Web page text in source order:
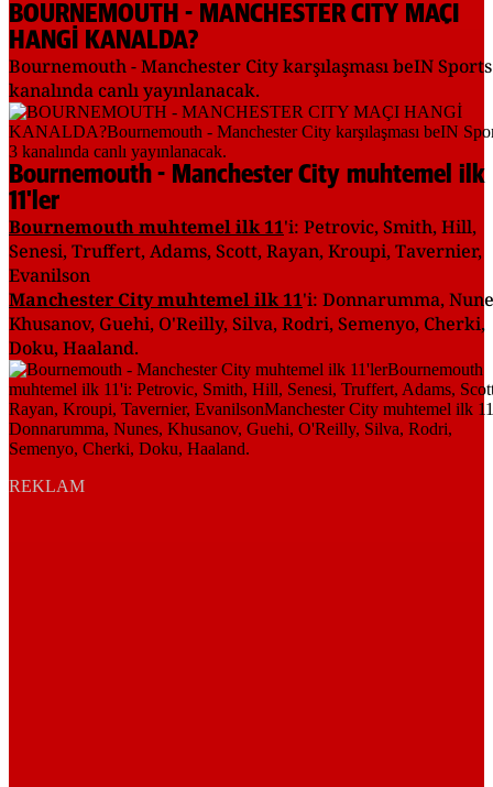
BOURNEMOUTH - MANCHESTER CITY MAÇI
HANGİ KANALDA?
Bournemouth - Manchester City karşılaşması beIN
kanalında canlı yayınlanacak.
Bournemouth - Manchester City muhtemel ilk
11'ler
Bournemouth muhtemel ilk 11'i: Petrovic, Smith, Hill,
Senesi, Truffert, Adams, Scott, Rayan, Kroupi, Tavernier,
Evanilson
Manchester City muhtemel ilk 11'i: Donnarumma,
Khusanov, Guehi, O'Reilly, Silva, Rodri, Semenyo, Cherki,
Doku, Haaland.
REKLAM